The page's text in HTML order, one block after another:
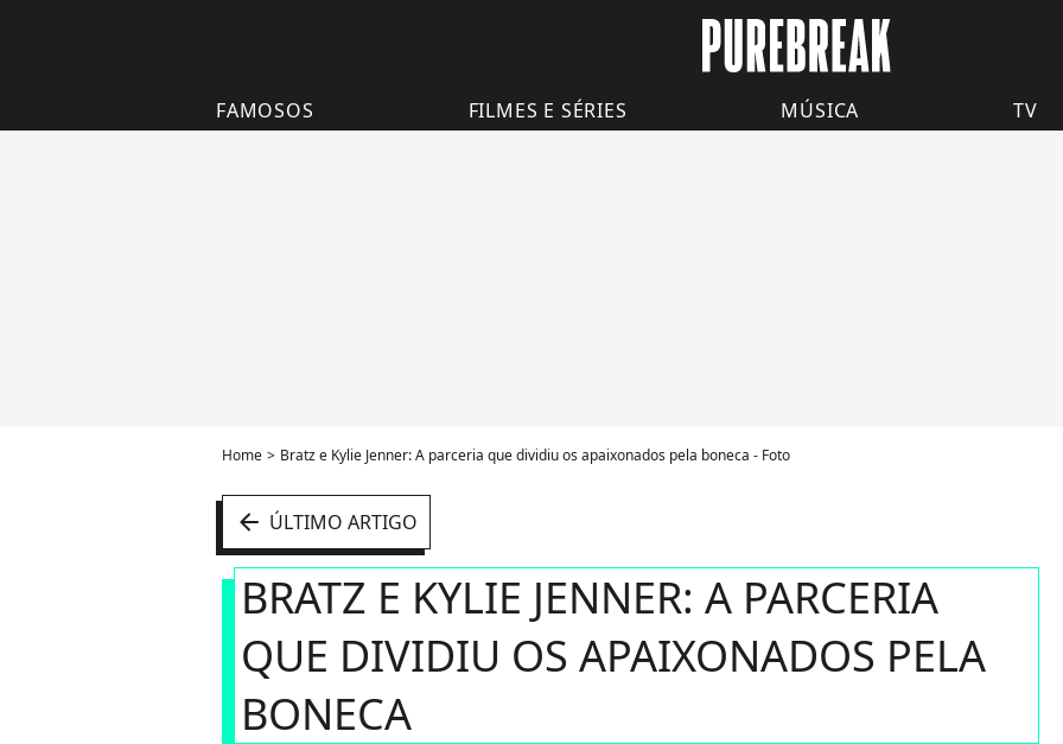
FAMOSOS FILMES E SÉRIES MÚSICA TV
Home Bratz e Kylie Jenner: A parceria que dividiu os apaixonados pela boneca - Foto
arrow_left ÚLTIMO ARTIGO
BRATZ E KYLIE JENNER: A PARCERIA
QUE DIVIDIU OS APAIXONADOS PELA
BONECA